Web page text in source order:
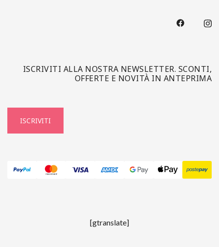
ISCRIVITI ALLA NOSTRA NEWSLETTER. SCONTI,
OFFERTE E NOVITÀ IN ANTEPRIMA
ISCRIVITI
[gtranslate]